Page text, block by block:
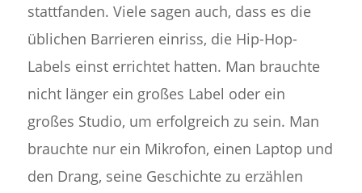
stattfanden. Viele sagen auch, dass es die
üblichen Barrieren einriss, die Hip-Hop-
Labels einst errichtet hatten. Man brauchte
nicht länger ein großes Label oder ein
großes Studio, um erfolgreich zu sein. Man
brauchte nur ein Mikrofon, einen Laptop und
den Drang, seine Geschichte zu erzählen